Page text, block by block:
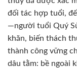
đối tác hợp tuổi,
—người tuổi Quý
khăn, biến thách
thành công vững
dâu tằm: bề ngoài